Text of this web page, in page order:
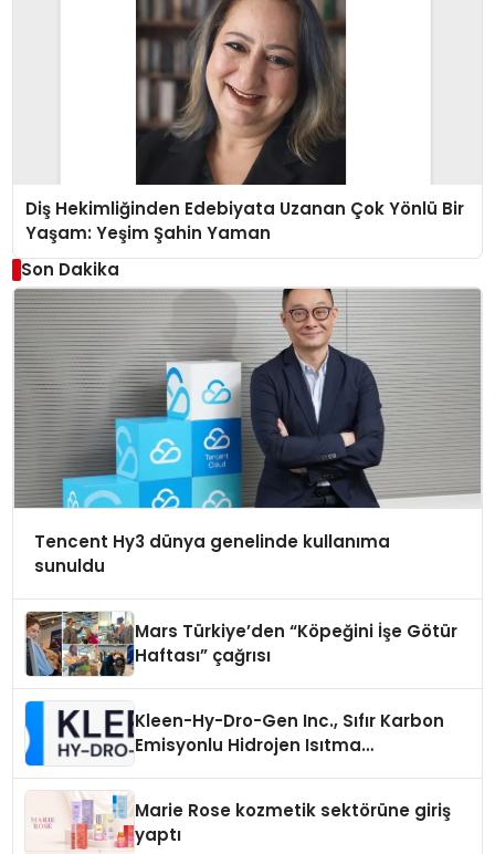
Diş Hekimliğinden Edebiyata Uzanan Çok Yönlü Bir
Yaşam: Yeşim Şahin Yaman
Son Dakika
Tencent Hy3 dünya genelinde kullanıma
sunuldu
Mars Türkiye’den “Köpeğini İşe Götür
Haftası” çağrısı
Kleen-Hy-Dro-Gen Inc., Sıfır Karbon
Emisyonlu Hidrojen Isıtma
Marie Rose kozmetik sektörüne giriş
yaptı